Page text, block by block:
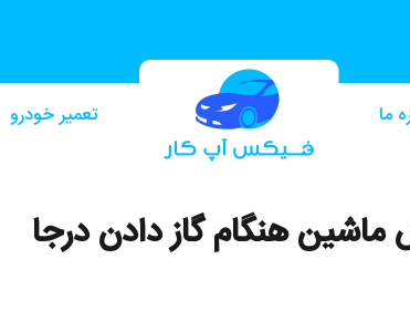
ما تعمیر خودرو
ماشین هنگام گاز دادن درجا